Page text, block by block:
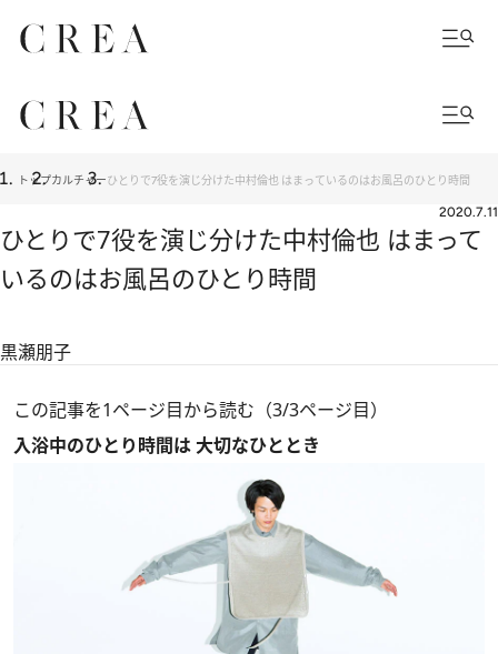
トップカルチャーひとりで7役を演じ分けた中村倫也 はまっているのはお風呂のひとり時間
2020.7.11
ひとりで7役を演じ分けた中村倫也 はまって
いるのはお風呂のひとり時間
黒瀬朋子
この記事を1ページ目から読む（3/3ページ目）
入浴中のひとり時間は 大切なひととき